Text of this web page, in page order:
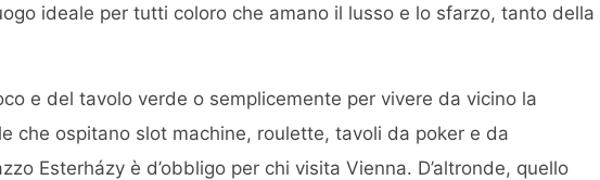
ideale per tutti coloro che amano il lusso e lo sfarzo, tanto della
e del tavolo verde o semplicemente per vivere da vicino la
che ospitano slot machine, roulette, tavoli da poker e da
Esterházy è d’obbligo per chi visita Vienna. D’altronde, quello